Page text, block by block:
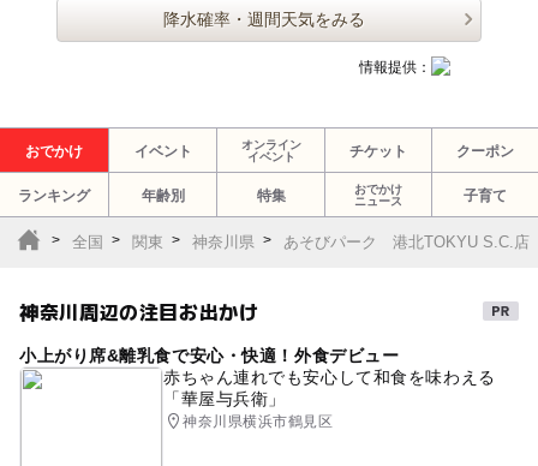
降水確率・週間天気をみる
情報提供：
おでかけ イベント
オンライン
イベント
チケット クーポン
ランキング 年齢別 特集
おでかけ
ニュース
子育て
全国 関東 神奈川県 あそびパーク 港北TOKYU S.C.店
神奈川周辺の注目お出かけ
小上がり席&離乳食で安心・快適！外食デビュー
赤ちゃん連れでも安心して和食を味わえる
「華屋与兵衛」
神奈川県横浜市鶴見区